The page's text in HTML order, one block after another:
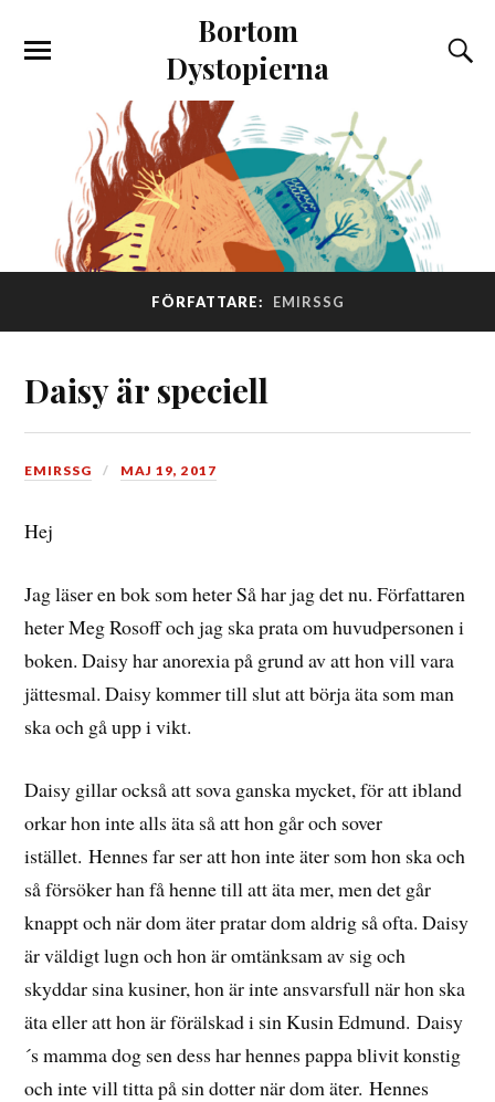
Bortom
Dystopierna
FÖRFATTARE: EMIRSSG
Daisy är speciell
EMIRSSG MAJ 19, 2017
Hej
Jag läser en bok som heter Så har jag det nu. Författaren
heter Meg Rosoff och jag ska prata om huvudpersonen i
boken. Daisy har anorexia på grund av att hon vill vara
jättesmal. Daisy kommer till slut att börja äta som man
ska och gå upp i vikt.
Daisy gillar också att sova ganska mycket, för att ibland
orkar hon inte alls äta så att hon går och sover
istället. Hennes far ser att hon inte äter som hon ska och
så försöker han få henne till att äta mer, men det går
knappt och när dom äter pratar dom aldrig så ofta. Daisy
är väldigt lugn och hon är omtänksam av sig och
skyddar sina kusiner, hon är inte ansvarsfull när hon ska
äta eller att hon är förälskad i sin Kusin Edmund. Daisy
´s mamma dog sen dess har hennes pappa blivit konstig
och inte vill titta på sin dotter när dom äter. Hennes